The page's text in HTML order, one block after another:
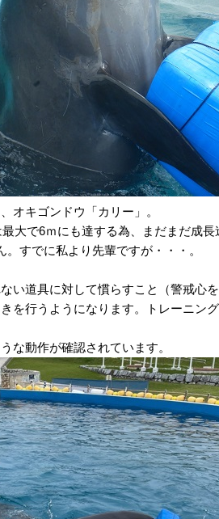
オキゴンドウ「カリー」。
大で6ｍにも達する為、まだまだ成長
すでに私より先輩ですが・・・。
い道具に対して慣らすこと（警戒心
を行うようになります。トレーニン
な動作が確認されています。